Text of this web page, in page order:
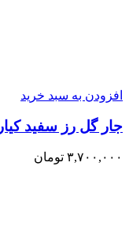
افزودن به سبد خرید
جار گل رز سفید کیارا
۳,۷۰۰,۰۰۰ تومان